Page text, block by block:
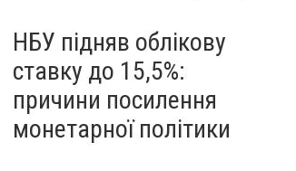
НБУ підняв облікову
ставку до 15,5%:
причини посилення
монетарної політики